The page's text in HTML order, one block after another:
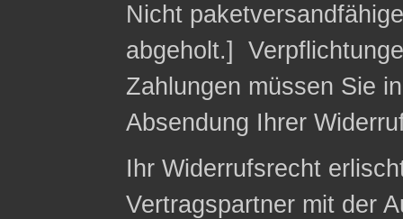
Nicht
abgeholt.]
Zahlungen müssen Sie
Absendung Ihrer
Ihr Widerrufsrecht
Vertragspartner mit der